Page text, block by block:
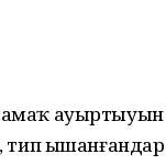
ауыртыуын
тип ышанғандар